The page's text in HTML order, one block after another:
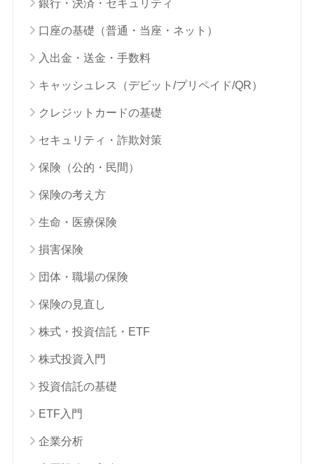
銀行・決済・セキュリティ
口座の基礎（普通・当座・ネット）
入出金・送金・手数料
キャッシュレス（デビット/プリペイド/QR）
クレジットカードの基礎
セキュリティ・詐欺対策
保険（公的・民間）
保険の考え方
生命・医療保険
損害保険
団体・職場の保険
保険の見直し
株式・投資信託・ETF
株式投資入門
投資信託の基礎
ETF入門
企業分析